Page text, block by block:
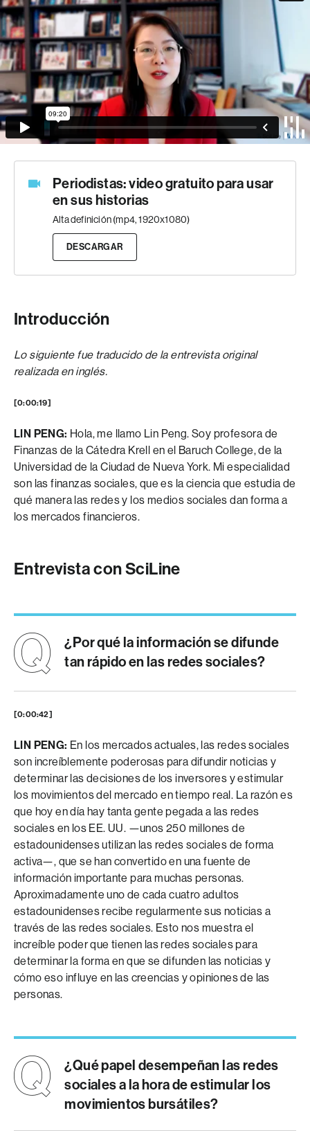
Periodistas: video gratuito para usar
en sus historias
Alta definición (mp4, 1920x1080)
DESCARGAR
Introducción
Lo siguiente fue traducido de la entrevista original
realizada en inglés.
[0:00:19]
LIN PENG: Hola, me llamo Lin Peng. Soy profesora de
Finanzas de la Cátedra Krell en el Baruch College, de la
Universidad de la Ciudad de Nueva York. Mi especialidad
son las finanzas sociales, que es la ciencia que estudia de
qué manera las redes y los medios sociales dan forma a
los mercados financieros.
Entrevista con SciLine
¿Por qué la información se difunde
tan rápido en las redes sociales?
[0:00:42]
LIN PENG: En los mercados actuales, las redes sociales
son increíblemente poderosas para difundir noticias y
determinar las decisiones de los inversores y estimular
los movimientos del mercado en tiempo real. La razón es
que hoy en día hay tanta gente pegada a las redes
sociales en los EE. UU. —unos 250 millones de
estadounidenses utilizan las redes sociales de forma
activa—, que se han convertido en una fuente de
información importante para muchas personas.
Aproximadamente uno de cada cuatro adultos
estadounidenses recibe regularmente sus noticias a
través de las redes sociales. Esto nos muestra el
increíble poder que tienen las redes sociales para
determinar la forma en que se difunden las noticias y
cómo eso influye en las creencias y opiniones de las
personas.
¿Qué papel desempeñan las redes
sociales a la hora de estimular los
movimientos bursátiles?